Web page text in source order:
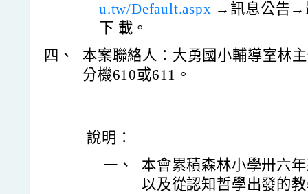
u.tw/Default.aspx →訊息公告→
下 載。
四、
本案聯絡人：大勇國小輔導室林
分機610或611。
說明：
一、
本會累積森林小學卅六
以及從認知哲學出發的